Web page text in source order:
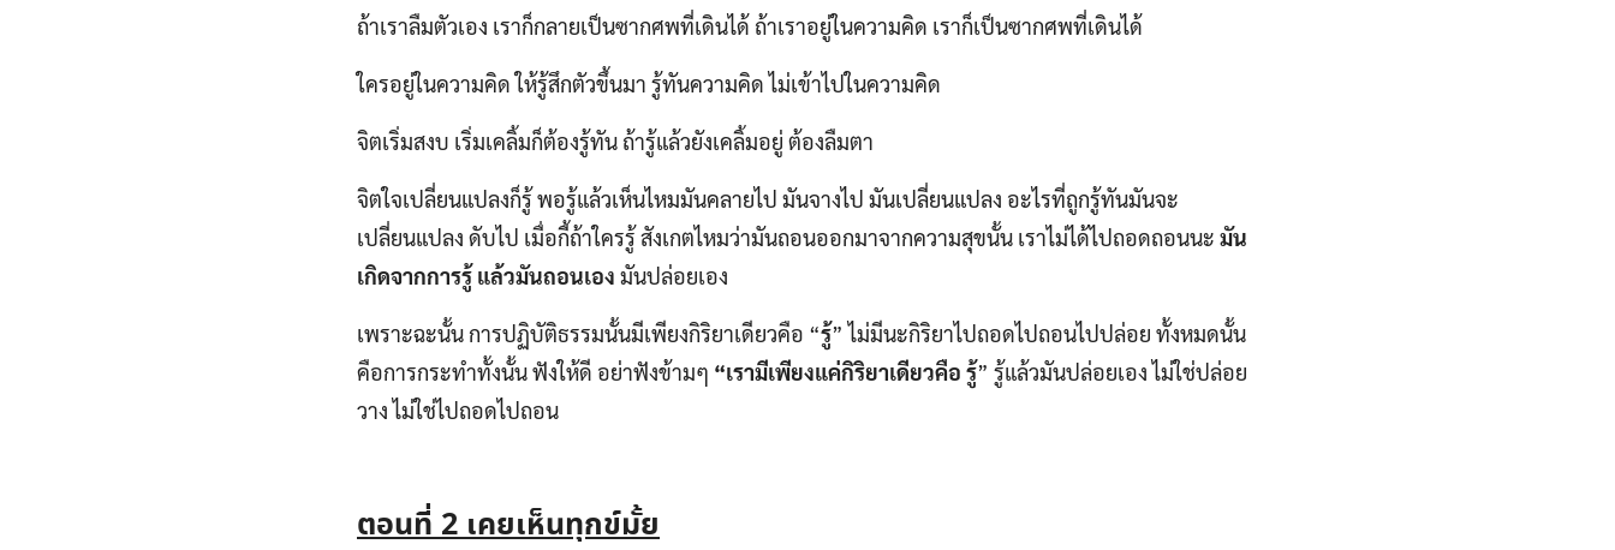
ถ้าเราลืมตัวเอง เราก็กลายเป็นซากศพที่เดินได้ ถ้าเราอยู่ในความคิด เราก็เป็นซากศพที่เดินได้
ใครอยู่ในความคิด ให้รู้สึกตัวขึ้นมา รู้ทันความคิด ไม่เข้าไปในความคิด
จิตเริ่มสงบ เริ่มเคลิ้มก็ต้องรู้ทัน ถ้ารู้แล้วยังเคลิ้มอยู่ ต้องลืมตา
จิตใจเปลี่ยนแปลงก็รู้ พอรู้แล้วเห็นไหมมันคลายไป มันจางไป มันเปลี่ยนแปลง อะไรที่ถูกรู้ทันมันจะ
เปลี่ยนแปลง ดับไป เมื่อกี้ถ้าใครรู้ สังเกตไหมว่ามันถอนออกมาจากความสุขนั้น เราไม่ได้ไปถอดถอนนะ มัน
เกิดจากการรู้ แล้วมันถอนเอง มันปล่อยเอง
เพราะฉะนั้น การปฏิบัติธรรมนั้นมีเพียงกิริยาเดียวคือ “รู้” ไม่มีนะกิริยาไปถอดไปถอนไปปล่อย ทั้งหมดนั้น
คือการกระทำทั้งนั้น ฟังให้ดี อย่าฟังข้ามๆ “เรามีเพียงแค่กิริยาเดียวคือ รู้” รู้แล้วมันปล่อยเอง ไม่ใช่ปล่อย
วาง ไม่ใช่ไปถอดไปถอน
ตอนที่2 เคยเห็นทุกข์มั้ย